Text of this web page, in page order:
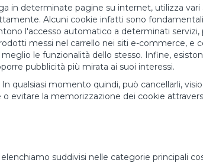
in determinate pagine su internet, utilizza vari
Alcuni cookie infatti sono
l'accesso automatico a determinati
messi nel carrello nei siti e-commerce, e
le funzionalità dello stesso. Infine,
pubblicità più mirata ai suoi interessi.
qualsiasi momento quindi, può cancellarli,
evitare la memorizzazione dei cookie
suddivisi nelle categorie principali